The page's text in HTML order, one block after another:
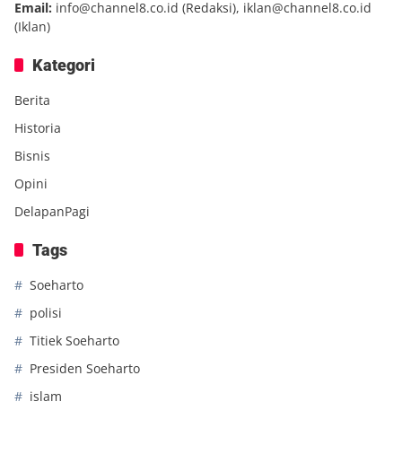
Email: info@channel8.co.id (Redaksi), iklan@channel8.co.id
(Iklan)
Kategori
Berita
Historia
Bisnis
Opini
DelapanPagi
Tags
Soeharto
polisi
Titiek Soeharto
Presiden Soeharto
islam